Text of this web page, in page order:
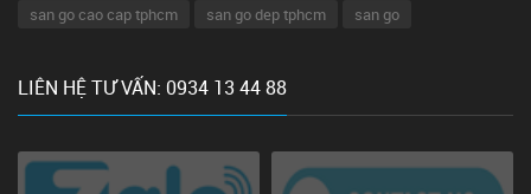
san go cao cap tphcm
san go dep tphcm san go
LIÊN HỆ TƯ VẤN: 0934 13 44 88